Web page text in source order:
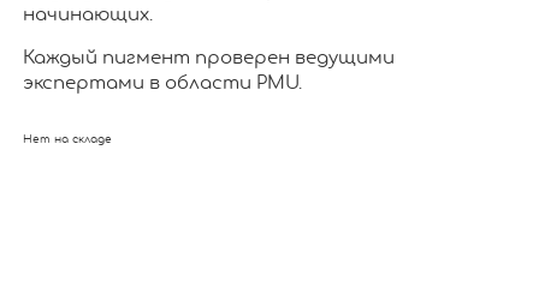
начинающих.
Каждый пигмент проверен ведущими
экспертами в области PMU.
Нет на складе